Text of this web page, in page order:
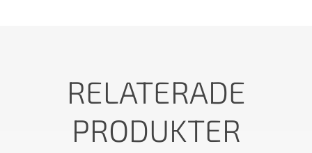
RELATERADE
PRODUKTER